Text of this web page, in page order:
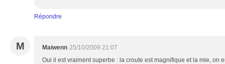
Répondre
M Maiwenn 25/10/2009 21:07
Oui il est vraiment superbe : la croute est magnifique et la mie, on